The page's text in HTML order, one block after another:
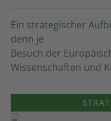
Ein strategischer
denn je
Besuch der
Wissenschaften und